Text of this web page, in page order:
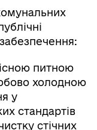
питною
холодною
у
стандартів
стічних